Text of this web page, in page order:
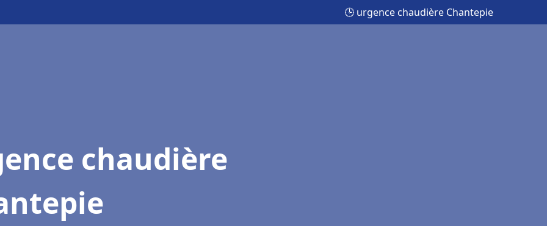
🕒 urgence chaudière Chantepie
chaudière